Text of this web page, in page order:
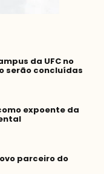
da UFC no
serão concluídas
expoente da
parceiro do